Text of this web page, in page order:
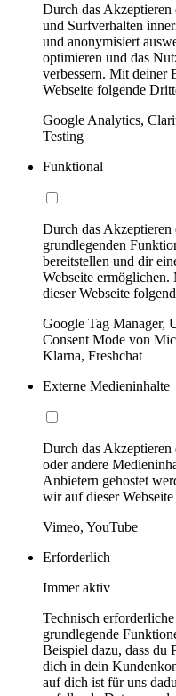
Durch das
und Surfverhalten
und anonymisiert
optimieren und das
verbessern. Mit deiner
Webseite folgende
Google Analytics,
Testing
Funktional
Durch das
grundlegenden
bereitstellen und dir
Webseite
dieser Webseite
Google Tag Manager,
Consent Mode von
Klarna, Freshchat
Externe Medieninhalte
Durch das
oder andere
Anbietern gehostet
wir auf dieser
Vimeo, YouTube
Erforderlich
Immer aktiv
Technisch
grundlegende
Beispiel dazu, dass du
dich in dein
auf dich ist für uns